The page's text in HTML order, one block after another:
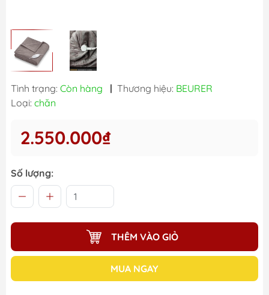
Tình trạng: Còn hàng | Thương hiệu: BEURER
Loại: chăn
2.550.000₫
Số lượng:
THÊM VÀO GIỎ
MUA NGAY